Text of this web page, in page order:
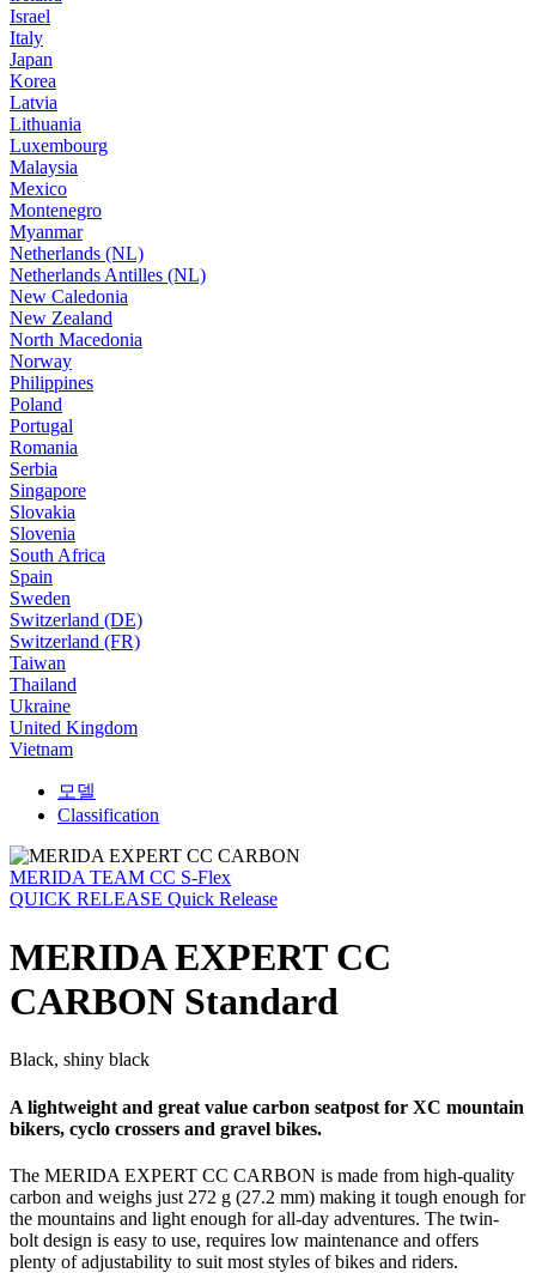
Israel
Italy
Japan
Korea
Latvia
Lithuania
Luxembourg
Malaysia
Mexico
Montenegro
Myanmar
Netherlands (NL)
Netherlands Antilles (NL)
New Caledonia
New Zealand
North Macedonia
Norway
Philippines
Poland
Portugal
Romania
Serbia
Singapore
Slovakia
Slovenia
South Africa
Spain
Sweden
Switzerland (DE)
Switzerland (FR)
Taiwan
Thailand
Ukraine
United Kingdom
Vietnam
모델
Classification
MERIDA TEAM CC S-Flex
QUICK RELEASE Quick Release
MERIDA EXPERT CC
CARBON Standard
Black, shiny black
A lightweight and great value carbon seatpost for XC mountain
bikers, cyclo crossers and gravel bikes.
The MERIDA EXPERT CC CARBON is made from high-quality
carbon and weighs just 272 g (27.2 mm) making it tough enough for
the mountains and light enough for all-day adventures. The twin-
bolt design is easy to use, requires low maintenance and offers
plenty of adjustability to suit most styles of bikes and riders.